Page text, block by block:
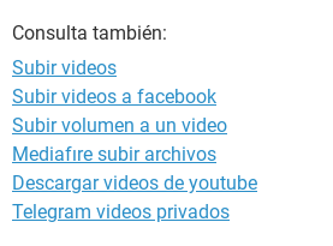
Consulta también:
Subir videos
Subir videos a facebook
Subir volumen a un video
Mediafıre subir archivos
Descargar videos de youtube
Telegram videos privados